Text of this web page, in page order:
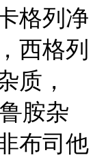
格列净
西格列
质，
胺杂
布司他